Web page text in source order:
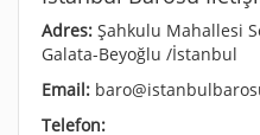
Adres: Şahkulu Mahallesi
Galata-Beyoğlu /İstanbul
Email:
Telefon: